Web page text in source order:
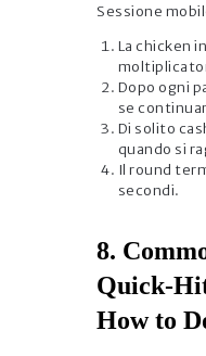
Sessione
La chicken
Dopo ogni
se
Di solito
quando si
Il round
secondi.
8.
How to